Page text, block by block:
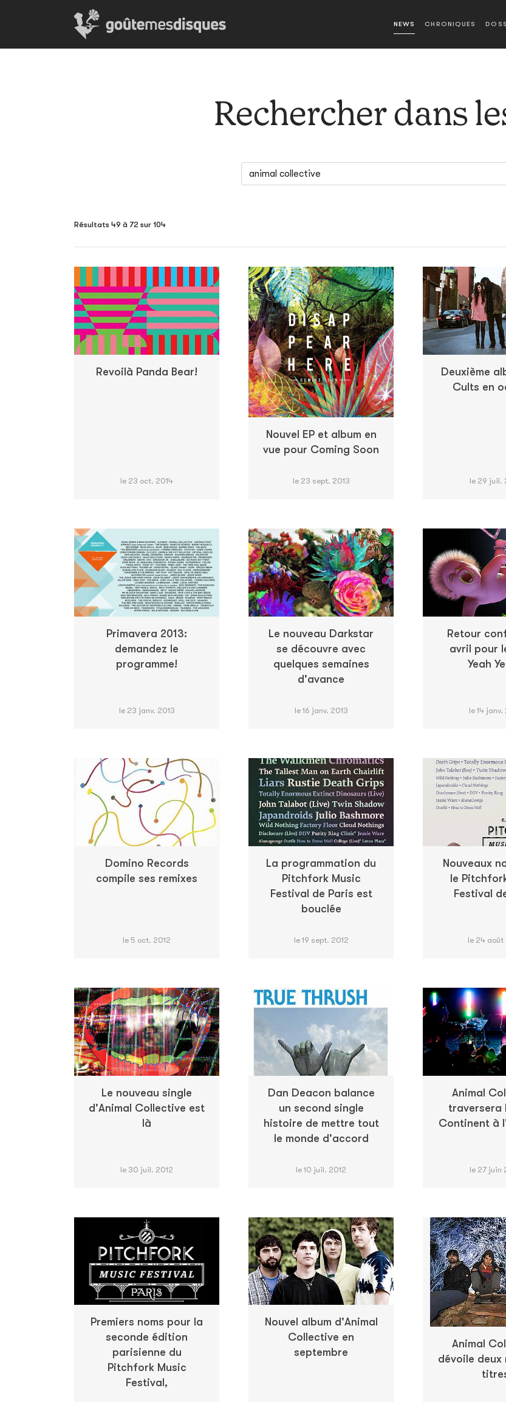
NEWS CHRONIQUES
Rechercher dans
Résultats 49 à 72 sur 104
Revoilà Panda Bear!
le 23 oct. 2014
Nouvel EP et album en
vue pour Coming Soon
le 23 sept. 2013
Deuxième
Cults en
le 29 juil.
Primavera 2013:
demandez le
programme!
le 23 janv. 2013
Le nouveau Darkstar
se découvre avec
quelques semaines
d'avance
le 16 janv. 2013
Retour
avril pour
Yeah
le 14 janv.
Domino Records
compile ses remixes
le 5 oct. 2012
La programmation du
Pitchfork Music
Festival de Paris est
bouclée
le 19 sept. 2012
Nouveaux
le
Festival
le 24 août
Le nouveau single
d'Animal Collective est
là
le 30 juil. 2012
Dan Deacon balance
un second single
histoire de mettre tout
le monde d'accord
le 10 juil. 2012
Animal
traversera
Continent à
le 27 juin
Premiers noms pour la
seconde édition
parisienne du
Pitchfork Music
Festival,
Nouvel album d'Animal
Collective en
septembre
Animal
dévoile deux